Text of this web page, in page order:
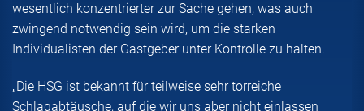
wesentlich konzentrierter zur Sache gehen, was auch
zwingend notwendig sein wird, um die starken
Individualisten der Gastgeber unter Kontrolle zu halten.
„Die HSG ist bekannt für teilweise sehr torreiche
Schlagabtäusche, auf die wir uns aber nicht einlassen